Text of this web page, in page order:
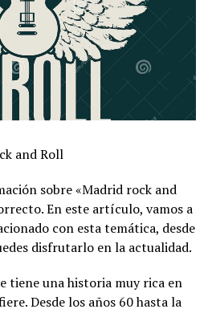
and Roll
sobre «Madrid rock and
En este artículo, vamos a
con esta temática, desde
disfrutarlo en la actualidad.
tiene una historia muy rica en
Desde los años 60 hasta la